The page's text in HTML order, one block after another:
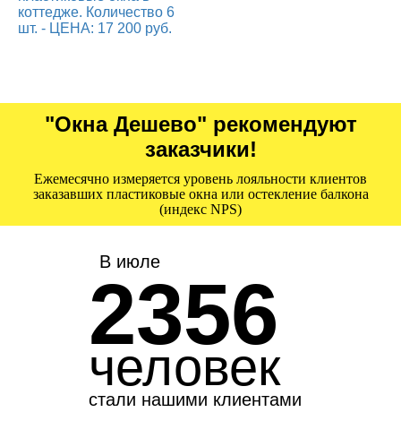
"Окна Дешево" рекомендуют
заказчики!
Ежемесячно измеряется уровень лояльности клиентов
заказавших пластиковые окна или остекление балкона
(индекс NPS)
В июле
2356
человек
стали нашими клиентами